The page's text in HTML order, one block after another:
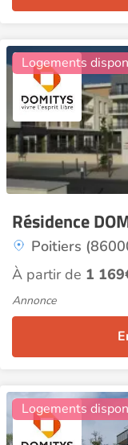
Résidence
Poitiers
Logements
À partir de 1
Annonce
Logements